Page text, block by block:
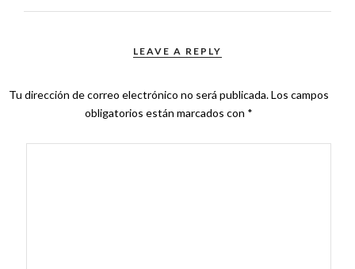
LEAVE A REPLY
Tu dirección de correo electrónico no será publicada.Los campos
obligatorios están marcados con *